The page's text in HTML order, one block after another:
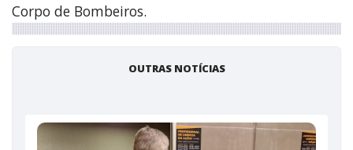
Corpo de Bombeiros.
OUTRAS NOTÍCIAS